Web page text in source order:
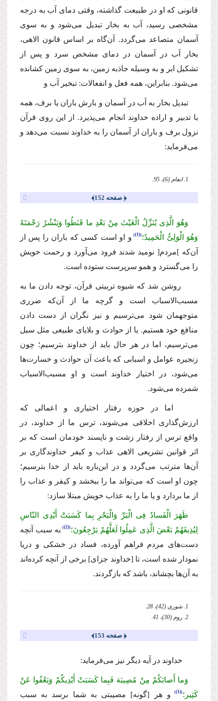
قانونى كه او در طبیعت گذاشته، وقتى دماى آب به درجه
مشخصى رسید، آب به بخار تبدیل مى‌شود و به سوى
آسمان متصاعد مى‌گردد. آن‌گاه بر اساس قانون الاهى،
بخار آب در آسمان در دماى مشخص سرد و پس از
تشكیل ابر و به وسیله جاذبه زمین، به سوى زمین كشانده
مى‌شود. بنابراین، همه فعل و انفعالات: تبخیر آب و
تبدیل بخار به آب در آسمان و بارش باران یا برف، همه
با تدبیر و اراده خداوند انجام مى‌پذیرد. از این روى قرآن
نزول برف و باران از آسمان را به خداوند نسبت مى‌دهد و
مى‌فرماید:
1. انعام (6)، 95.
﴿ صفحه 152﴾
وَهُوَ الَّذِی یُنَزِّلُ الْغَیْثَ مِنْ بَعْدِ ما قَنَطُوا وَیَنْشُرُ رَحْمَتَهُ
وَهُوَ الْوَلِیُّ الْحَمِیدُ؛ (1)
و او است كسى كه باران را پس از
آن‌كه ]مردم[ نومید شدند فرود مى‌آورد و رحمت خویش
را مى‌گسترد و همو سرپرست ستوده است.
روشن شد كه شیوه تربیتى قرآن، توجه دادن ما به
مسبب‌الاسباب است و گرچه ما از آن‌كه ضررى
متوجهمان شود مى‌ترسیم و نیز نگران از دست دادن
منافع خود هستیم. یا از حوادث و بلایاى طبیعى مثل سیل
مى‌ترسیم، اما در هر حال باید از خداوند بترسیم؛ چون
زنجیره عوامل و اسبابى كه باعث آن حوادث و خسارت‌ها
مى‌شود، در اختیار خداوند است و او مسبب‌الاسباب
شمرده مى‌شود.
اما در حوزه رفتار اختیارى و اعمالى كه
ارزش‌گذارى اخلاقى مى‌شوند، ترس ما از خداوند، در
واقع ترس از رفتار زشت و ناپسند خودمان است كه بر
اثر قوانین تشریعى الاهى عذاب و كیفر خداوندگارى بر
آن‌ها مترتب مى‌گردد و در این‌باره باید از خدا بترسیم؛
چون او است كه مى‌تواند ما را ببخشد و كیفر و عذاب را
از ما بردارد و یا ما را به عذاب خویش مبتلا سازد:
ظَهَرَ الْفَسادُ فِی الْبَرِّ وَالْبَحْرِ بِما كَسَبَتْ أَیْدِی النّاسِ
لِیُذِیقَهُمْ بَعْضَ الَّذِی عَمِلُوا لَعَلَّهُمْ یَرْجِعُونَ؛ (2)
به سبب آنچه
دست‌هاى مردم فراهم آورده، فساد در خشكى و دریا
نمودار شده است، تا[خداوند جزاى] برخى از آنچه كرده‌اند
به آن‌ها بچشاند، باشد كه بازگردند.
1. شورى (42)، 28.
2. روم (30)، 41.
﴿ صفحه 153﴾
خداوند در آیه دیگر نیز مى‌فرماید:
وَما أَصابَكُمْ مِنْ مُصِیبَة فَبِما كَسَبَتْ أَیْدِیكُمْ وَیَعْفُوا عَنْ
كَثِیر؛ (1) و هر [گونه] مصیبتى به شما برسد به سبب